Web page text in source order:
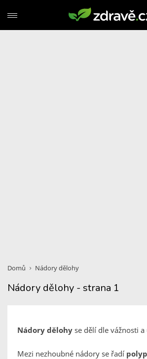
Domů Nádory dělohy
Nádory dělohy - strana 1
Nádory dělohy se dělí dle vážnosti
Mezi nezhoubné nádory se řadí